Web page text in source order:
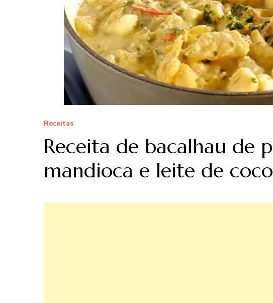
Receitas
Receita de bacalhau de
mandioca e leite de